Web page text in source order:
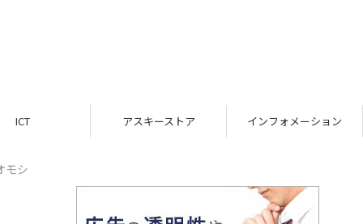
ICT アスキーストア インフォメーション
モシ